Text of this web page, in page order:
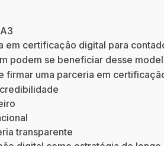
em certificação digital para
podem se beneficiar desse
firmar uma parceria em
transparente